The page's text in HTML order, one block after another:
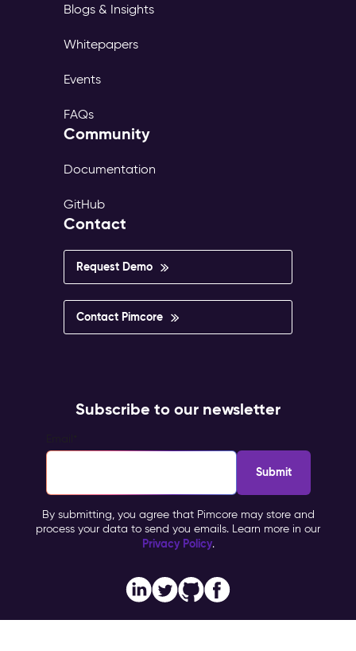
Blogs & Insights
Whitepapers
Events
FAQs
Community
Documentation
GitHub
Contact
Request Demo
Contact Pimcore
Subscribe to our newsletter
By submitting, you agree that Pimcore may store and
process your data to send you emails. Learn more in our
Privacy Policy.